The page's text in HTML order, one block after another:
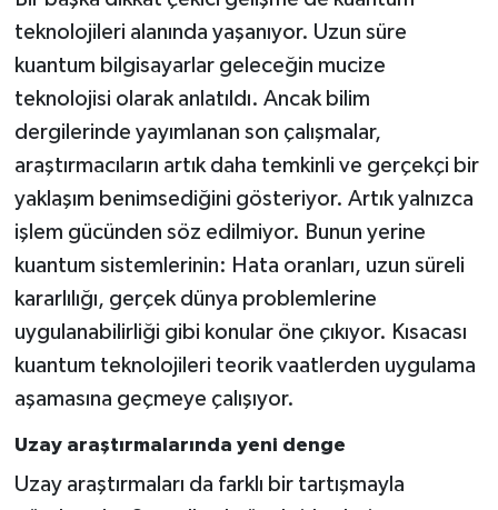
teknolojileri alanında yaşanıyor. Uzun süre
kuantum bilgisayarlar geleceğin mucize
teknolojisi olarak anlatıldı. Ancak bilim
dergilerinde yayımlanan son çalışmalar,
araştırmacıların artık daha temkinli ve gerçekçi bir
yaklaşım benimsediğini gösteriyor. Artık yalnızca
işlem gücünden söz edilmiyor. Bunun yerine
kuantum sistemlerinin: Hata oranları, uzun süreli
kararlılığı, gerçek dünya problemlerine
uygulanabilirliği gibi konular öne çıkıyor. Kısacası
kuantum teknolojileri teorik vaatlerden uygulama
aşamasına geçmeye çalışıyor.
Uzay araştırmalarında yeni denge
Uzay araştırmaları da farklı bir tartışmayla